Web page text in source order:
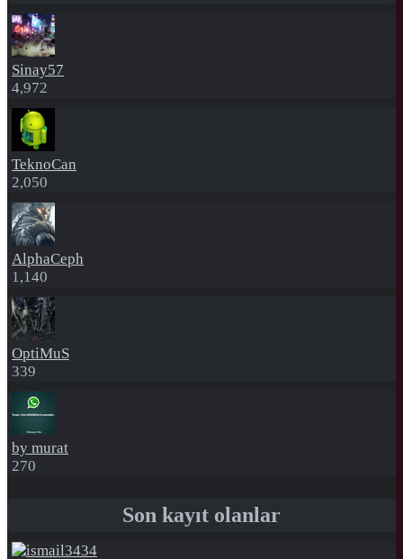
Sinay57
4,972
TeknoCan
2,050
AlphaCeph
1,140
OptiMuS
339
by murat
270
Son kayıt olanlar